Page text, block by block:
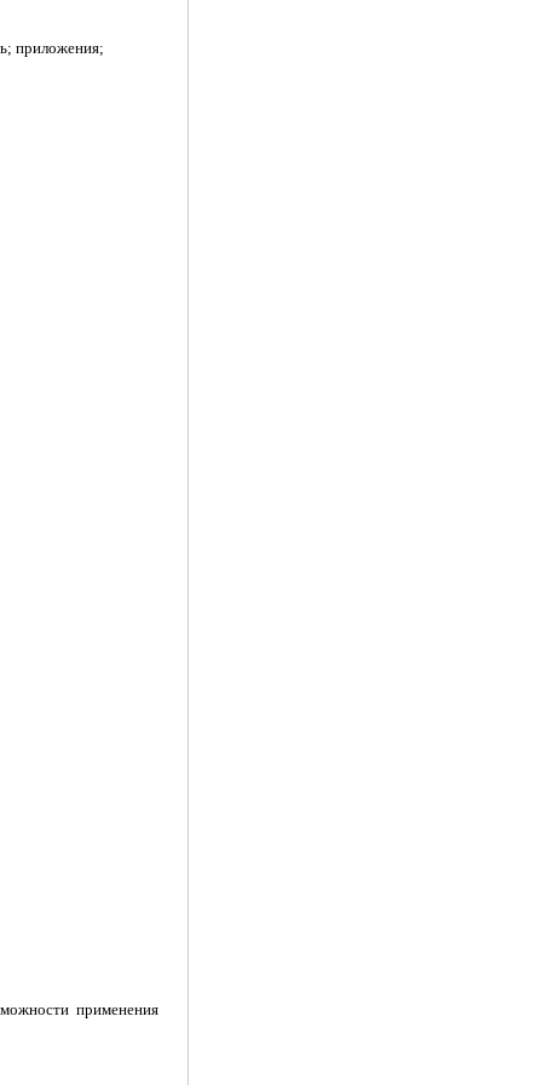
приложения;
примене­ния